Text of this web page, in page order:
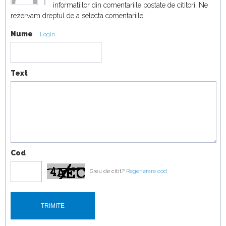
Electric vs cel mai mare avion
18:19
TrailSport vs Toyota Land Cruiser
informatiilor din comentariile postate de cititori. Ne
rezervam dreptul de a selecta comentariile.
Nume Login
Text
Cod
Greu de citit? Regenerare cod